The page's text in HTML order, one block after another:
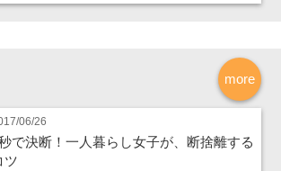
more
06/26
で決断！一人暮らし女子が、断捨離する
ツ